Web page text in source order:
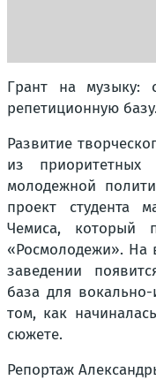
Грант на музыку:
репетиционную
Развитие
из приоритетных
молодежной
проект студента
Чемиса, который
«Росмолодежи». На
заведении
база для
том, как
сюжете.
Репортаж